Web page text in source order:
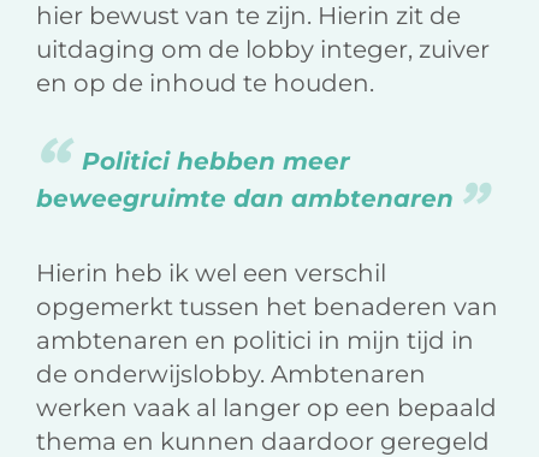
hier bewust van te zijn. Hierin zit de
uitdaging om de lobby integer, zuiver
en op de inhoud te houden.
Politici hebben meer
beweegruimte dan ambtenaren
Hierin heb ik wel een verschil
opgemerkt tussen het benaderen van
ambtenaren en politici in mijn tijd in
de onderwijslobby. Ambtenaren
werken vaak al langer op een bepaald
thema en kunnen daardoor geregeld